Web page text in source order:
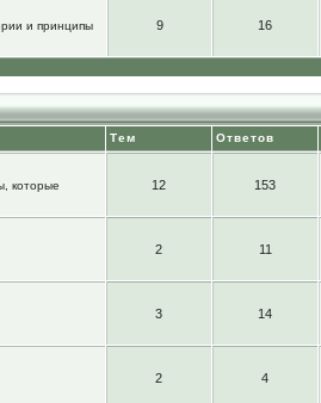
и принципы
9 16
Тем Ответов
которые
12 153
2 11
3 14
2 4